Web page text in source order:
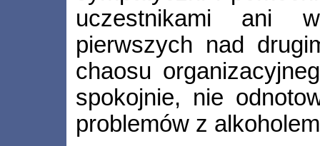
uczestnikami ani
pierwszych nad
chaosu
spokojnie, nie
problemów z